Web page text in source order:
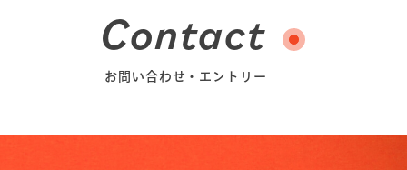
Contact
お問い合わせ・エントリー